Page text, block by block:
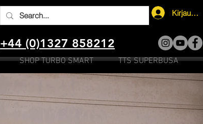
Kirjaudu
+44 (0)1327 858212
SHOP TURBO SMART TTS SUPERBUSA